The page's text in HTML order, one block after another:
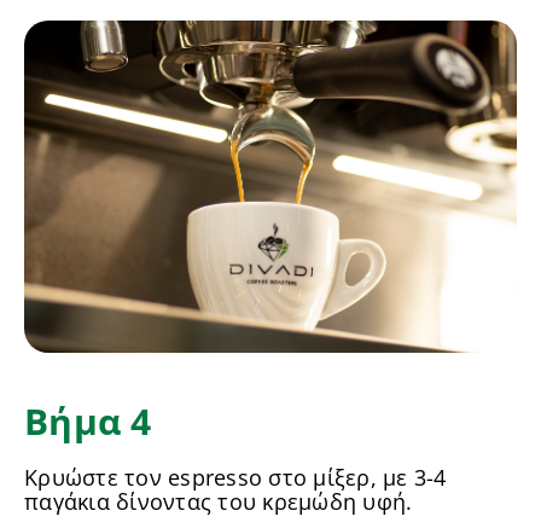
Βήμα 4
Κρυώστε τον espresso στο μίξερ, με 3-4
παγάκια δίνοντας του κρεμώδη υφή.